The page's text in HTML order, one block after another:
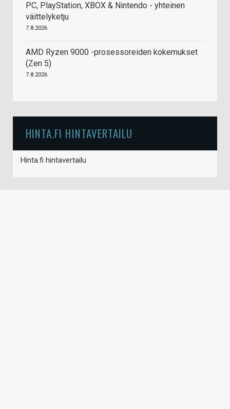
PC, PlayStation, XBOX & Nintendo - yhteinen
väittelyketju
7.8.2026
AMD Ryzen 9000 -prosessoreiden kokemukset
(Zen 5)
7.8.2026
HINTA.FI HINTAVERTAILU
Hinta.fi hintavertailu